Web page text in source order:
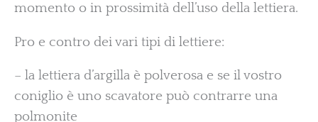
momento o in prossimità dell’uso della lettiera.
Pro e contro dei vari tipi di lettiere:
– la lettiera d’argilla è polverosa e se il vostro
coniglio è uno scavatore può contrarre una
polmonite